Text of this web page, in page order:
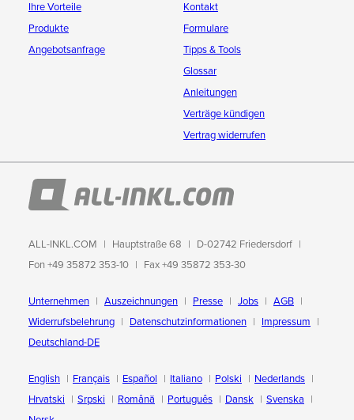
Ihre Vorteile
Produkte
Angebotsanfrage
Kontakt
Formulare
Tipps & Tools
Glossar
Anleitungen
Verträge kündigen
Vertrag widerrufen
ALL-INKL.COM Hauptstraße 68
D-02742 Friedersdorf
Fon +49 35872 353-10
Fax +49 35872 353-30
Unternehmen Auszeichnungen Presse Jobs
AGB
Widerrufsbelehrung
Datenschutzinformationen
Impressum
Deutschland-DE
English Français Español Italiano Polski
Nederlands
Hrvatski
Srpski Română Português Dansk
Svenska